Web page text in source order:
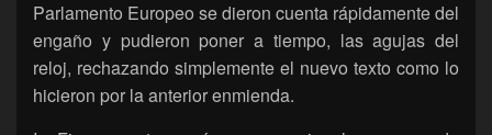
Parlamento Europeo se dieron cuenta rápidamente del
engaño y pudieron poner a tiempo, las agujas del
reloj, rechazando simplemente el nuevo texto como lo
hicieron por la anterior enmienda.